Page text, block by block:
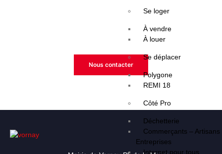
Se loger
À vendre
À louer
Se déplacer
Polygone
REMI 18
Côté Pro
Déchetterie
Commerçants – Artisans
Entreprises
Internet pour tous
Évènements, résultats, recrutement etc…
Nous contacter